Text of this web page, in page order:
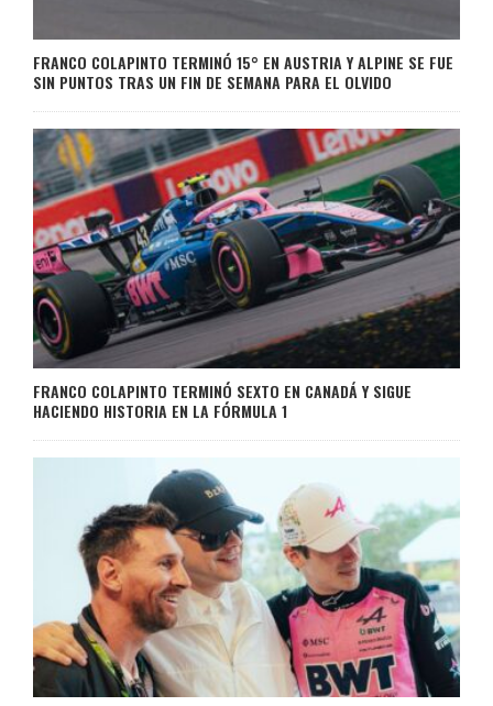
FRANCO COLAPINTO TERMINÓ 15° EN AUSTRIA Y ALPINE SE FUE
SIN PUNTOS TRAS UN FIN DE SEMANA PARA EL OLVIDO
FRANCO COLAPINTO TERMINÓ SEXTO EN CANADÁ Y SIGUE
HACIENDO HISTORIA EN LA FÓRMULA 1